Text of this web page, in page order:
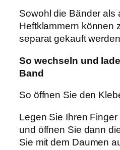
Sowohl die Bänder als
Heftklammern können
separat gekauft
So wechseln und
Band
So öffnen Sie den
Legen Sie Ihren
und öffnen Sie dann
Sie mit dem Daumen